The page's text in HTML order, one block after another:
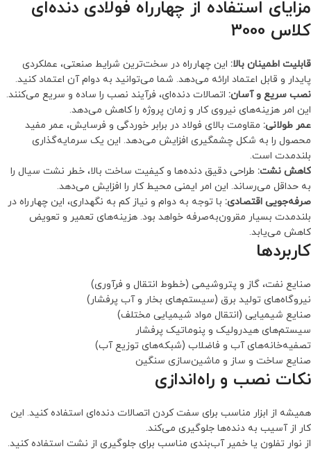
مزایای استفاده از چهارراه فولادی دنده‌ای
کلاس 3000
قابلیت اطمینان بالا: این چهارراه در سخت‌ترین شرایط صنعتی، عملکردی
پایدار و قابل اعتماد ارائه می‌دهد. شما می‌توانید به دوام آن اعتماد کنید.
نصب سریع و آسان: اتصالات دنده‌ای، فرآیند نصب را ساده و سریع می‌کنند.
این امر هزینه‌های نیروی کار و زمان پروژه را کاهش می‌دهد.
عمر طولانی: مقاومت بالای فولاد در برابر خوردگی و فرسایش، عمر مفید
محصول را به شکل چشمگیری افزایش می‌دهد. این یک سرمایه‌گذاری
بلندمدت است.
کاهش نشت: طراحی دقیق دنده‌ها و کیفیت ساخت بالا، خطر نشت سیال را
به حداقل می‌رساند. این امر ایمنی محیط کار را افزایش می‌دهد.
صرفه‌جویی اقتصادی: با توجه به دوام و نیاز کم به نگهداری، این چهارراه در
بلندمدت بسیار مقرون‌به‌صرفه خواهد بود. هزینه‌های تعمیر و تعویض
کاهش می‌یابد.
کاربردها
صنایع نفت، گاز و پتروشیمی (خطوط انتقال و فرآوری)
نیروگاه‌های تولید برق (سیستم‌های بخار و آب پرفشار)
صنایع شیمیایی (انتقال مواد شیمیایی مختلف)
سیستم‌های هیدرولیک و پنوماتیک پرفشار
تصفیه‌خانه‌های آب و فاضلاب (شبکه‌های توزیع آب)
صنایع ساخت و ساز و ماشین‌سازی سنگین
نکات نصب و راه‌اندازی
همیشه از ابزار مناسب برای سفت کردن اتصالات دنده‌ای استفاده کنید. این
کار از آسیب به دنده‌ها جلوگیری می‌کند.
از نوار تفلون یا خمیر آب‌بندی مناسب برای جلوگیری از نشت استفاده کنید.